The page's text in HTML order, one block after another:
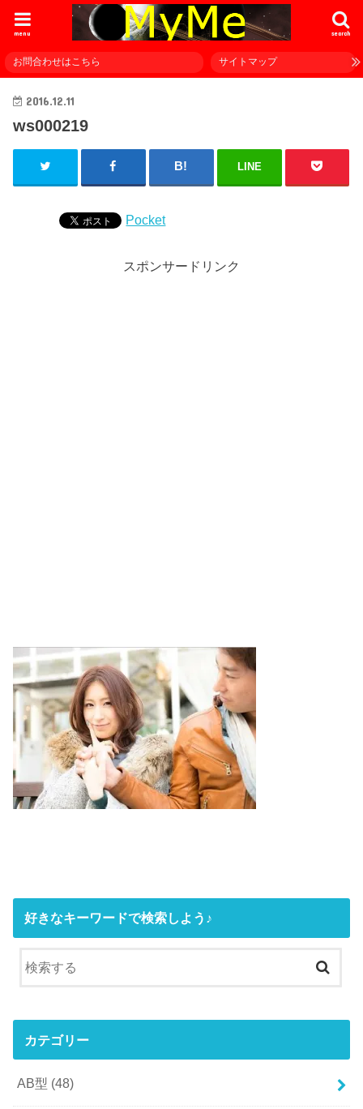
search
menu
お問合わせはこちら サイトマップ
2016.12.11
ws000219
LINE
Pocket
スポンサードリンク
好きなキーワードで検索しよう♪
カテゴリー
AB型 (48)